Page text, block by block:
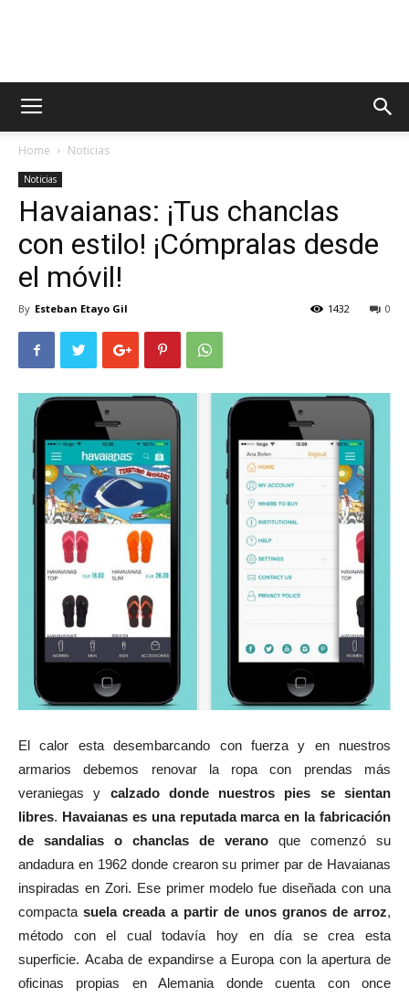
AppsTonic
Home Noticias
Noticias
Havaianas: ¡Tus chanclas
con estilo! ¡Cómpralas desde
el móvil!
By Esteban Etayo Gil 0
1432
El calor esta desembarcando con fuerza y en nuestros
armarios debemos renovar la ropa con prendas más
veraniegas y calzado donde nuestros pies se sientan
libres. Havaianas es una reputada marca en la fabricación
de sandalias o chanclas de verano que comenzó su
andadura en 1962 donde crearon su primer par de Havaianas
inspiradas en Zori. Ese primer modelo fue diseñada con una
compactasuela creada a partir de unos granos de arroz,
método con el cual todavía hoy en día se crea esta
superficie. Acaba de expandirse a Europa con la apertura de
oficinas propias en Alemania donde cuenta con once